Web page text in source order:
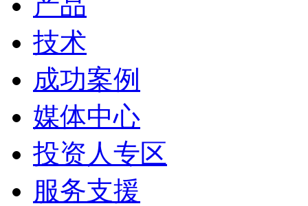
技术
成功案例
媒体中心
投资人专区
服务支援